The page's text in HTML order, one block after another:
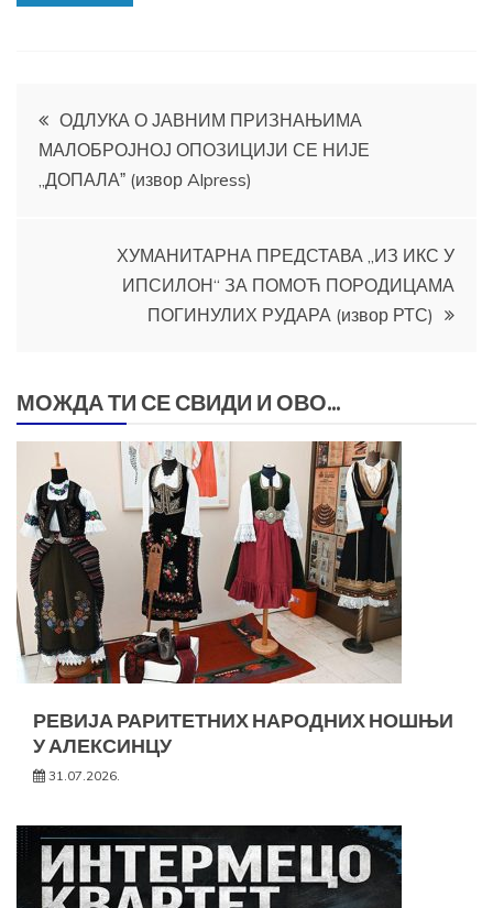
Кретање
чланка
ОДЛУКА О ЈАВНИМ ПРИЗНАЊИМА
МАЛОБРОЈНОЈ ОПОЗИЦИЈИ СЕ НИЈЕ
„ДОПАЛАˮ (извор Alpress)
ХУМАНИТАРНА ПРЕДСТАВА „ИЗ ИКС У
ИПСИЛОН“ ЗА ПОМОЋ ПОРОДИЦАМА
ПОГИНУЛИХ РУДАРА (извор РТС)
МОЖДА ТИ СЕ СВИДИ И ОВО...
РЕВИЈА РАРИТЕТНИХ НАРОДНИХ НОШЊИ
У АЛЕКСИНЦУ
31.07.2026.